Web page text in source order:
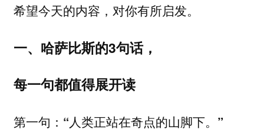
希望今天的内容，对你有所启发。
一、哈萨比斯的3句话，
每一句都值得展开读
第一句：“人类正站在奇点的山脚下。”